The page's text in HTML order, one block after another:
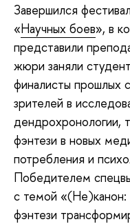
Завершился
«Научных боев», в
представили
жюри заняли
финалисты прошлых
зрителей в
дендрохронологии,
фэнтези в новых
потребления и
Победителем
с темой «(Не)канон:
фэнтези